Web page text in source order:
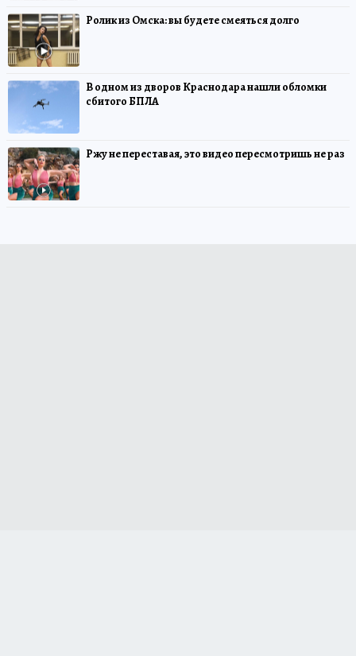
Ролик из Омска: вы будете смеяться долго
В одном из дворов Краснодара нашли обломки
сбитого БПЛА
Ржу не переставая, это видео пересмотришь не раз